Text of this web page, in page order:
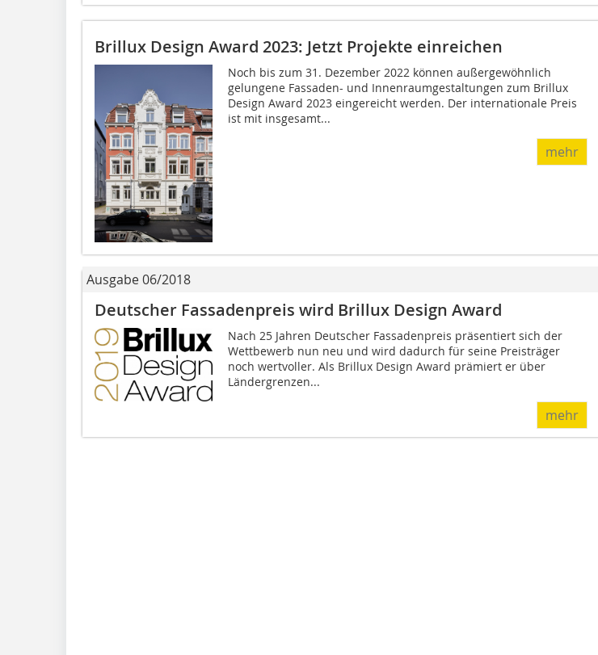
Brillux Design Award 2023: Jetzt Projekte einreichen
Noch bis zum 31. Dezember 2022 können außergewöhnlich
gelungene Fassaden- und Innenraumgestaltungen zum Brillux
Design Award 2023 eingereicht werden. Der internationale Preis
ist mit insgesamt...
mehr
Ausgabe 06/2018
Deutscher Fassadenpreis wird Brillux Design Award
Nach 25 Jahren Deutscher Fassadenpreis präsentiert sich der
Wettbewerb nun neu und wird dadurch für seine Preisträger
noch wertvoller. Als Brillux Design Award prämiert er über
Ländergrenzen...
mehr